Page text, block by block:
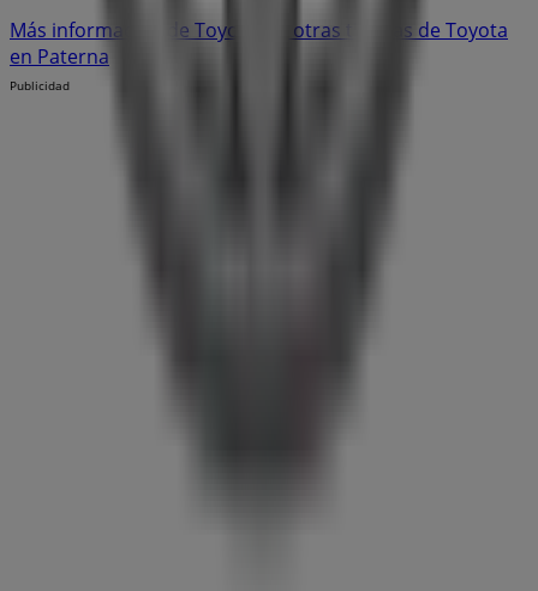
Más información de Toyota
Ver otras tiendas de Toyota
en Paterna
Publicidad